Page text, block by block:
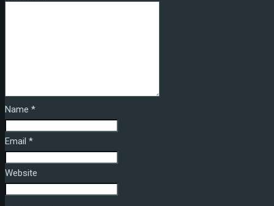
Name *
Email *
Website